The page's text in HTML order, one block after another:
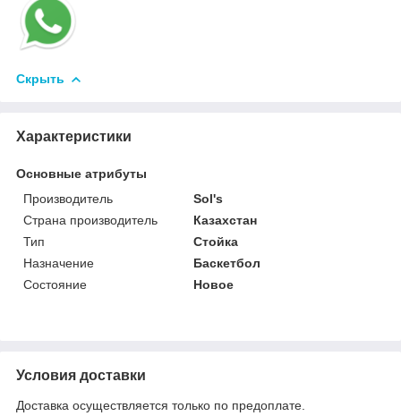
Скрыть
Характеристики
Основные атрибуты
Производитель
Sol's
Страна производитель
Казахстан
Тип
Стойка
Назначение
Баскетбол
Состояние
Новое
Условия доставки
Доставка осуществляется только по предоплате.